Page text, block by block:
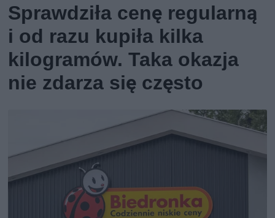
Sprawdziła cenę regularną
i od razu kupiła kilka
kilogramów. Taka okazja
nie zdarza się często